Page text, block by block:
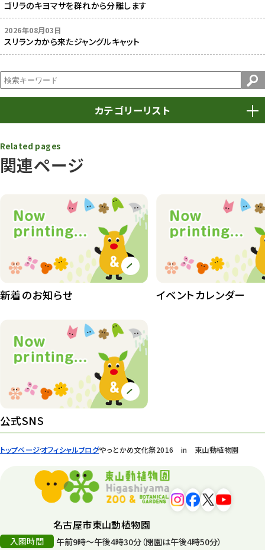
トップページオフィシャルブログやっとかめ文化祭2016 in 東山動植物園
ゴリラのキヨマサを群れから分離します
2026年08月03日
スリランカから来たジャングルキャット
カテゴリーリスト
動物園
動物園その他 117
植物園 510
植物たち 407
植物園長の庭
桜情報
紅葉情報
ズーボ
イベント
平和公園
関連ページ
Related pages
新着のお知らせ イベントカレンダー
公式SNS
名古屋市東山動植物園
入園時間
午前9時～午後4時30分（閉園は午後4時50分）